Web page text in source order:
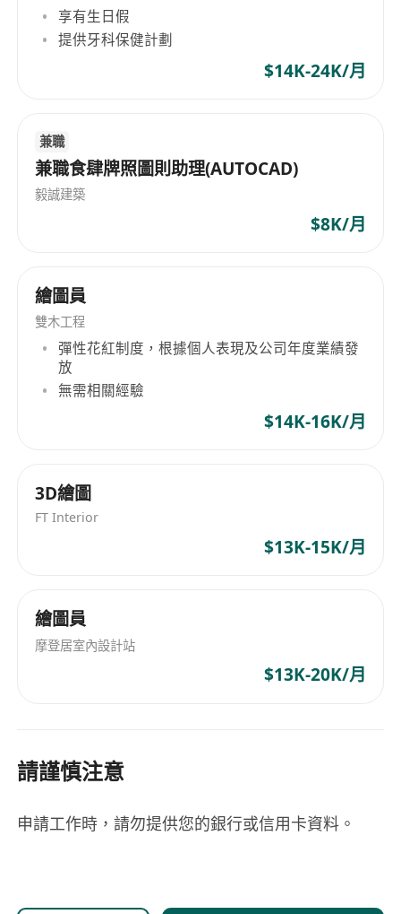
享有生日假
提供牙科保健計劃
$14K-24K/月
兼職
兼職食肆牌照圖則助理(AUTOCAD)
毅誠建築
$8K/月
繪圖員
雙木工程
彈性花紅制度，根據個人表現及公司年度業績發
放
無需相關經驗
$14K-16K/月
3D繪圖
FT Interior
$13K-15K/月
繪圖員
摩登居室內設計站
$13K-20K/月
請謹慎注意
申請工作時，請勿提供您的銀行或信用卡資料。